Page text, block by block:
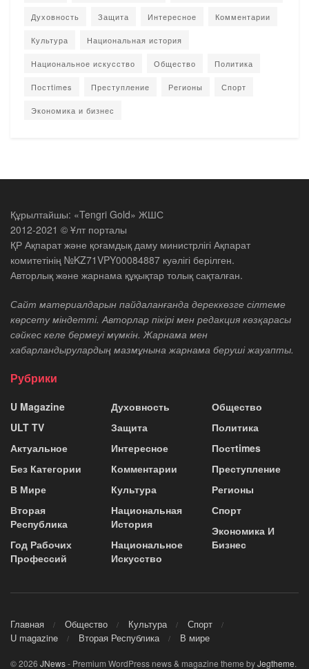
Духовность Защита Интересное Комментарии
Культура Национальная история
Национальное искусство Общество Политика
Постtimes Преступление Регионы Спорт
Экономика и бизнес
Құрылтайшы: «Tengri Gold» ЖШС
2012-2021 © Ұлт порталы
ҚР Ақпарат және қоғамдық даму министрлігі Ақпарат
комитетінің №KZ71VPY00084887 куәлігі берілген.
Авторлық және жарнама құқықтар толық сақталған.
Сайт материалдарын пайдаланғанда дереккөзге сілтеме
көрсету міндетті. Авторлар пікірі мен редакция көзқарасы
сәйкес келе бермеуі мүмкін. Жарнама мен
хабарландырулардың мазмұнына жарнама беруші жауапты.
Рубрики
U Magazine
ULT TV
Актуальное
Без Категории
В Мире
Вторая
Республика
Год Рабочих
Профессий
Духовность
Защита
Интересное
Комментарии
Культура
Национальная
История
Национальное
Искусство
Общество
Политика
Постtimes
Преступление
Регионы
Спорт
Экономика И
Бизнес
Главная Общество Культура
Спорт
U magazine
Вторая Республика В мире
© 2026 JNews- Premium WordPress news & magazine theme byJegtheme.